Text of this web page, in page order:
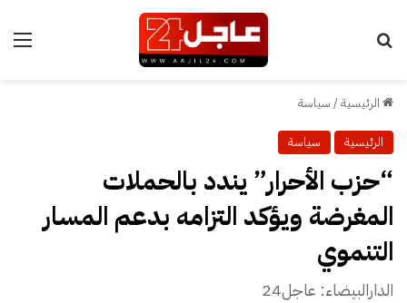
الرئيسية/ سياسة
الرئيسية سياسة
“حزب الأحرار” يندد بالحملات
المغرضة ويؤكد التزامه بدعم المسار
التنموي
الدارالبيضاء: عاجل24